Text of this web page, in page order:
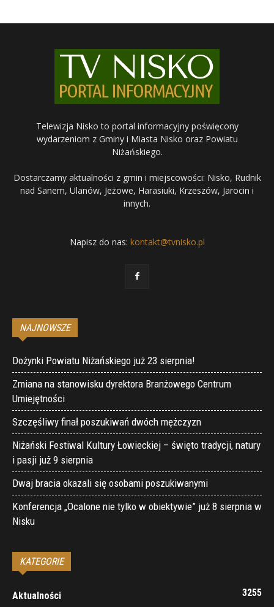
Telewizja Nisko to portal informacyjny poświęcony
wydarzeniom z Gminy i Miasta Nisko oraz Powiatu
Niżańskiego.
Dostarczamy aktualności z gmin i miejscowości: Nisko, Rudnik
nad Sanem, Ulanów, Jeżowe, Harasiuki, Krzeszów, Jarocin i
innych.
Napisz do nas: kontakt@tvnisko.pl
NAJNOWSZE
Dożynki Powiatu Niżańskiego już 23 sierpnia!
Zmiana na stanowisku dyrektora Branżowego Centrum
Umiejętności
Szczęśliwy finał poszukiwań dwóch mężczyzn
Niżański Festiwal Kultury Łowieckiej – święto tradycji, natury
i pasji już 9 sierpnia
Dwaj bracia okazali się osobami poszukiwanymi
Konferencja „Ocalone nie tylko w obiektywie” już 8 sierpnia w
Nisku
KATEGORIE
Aktualności
3255